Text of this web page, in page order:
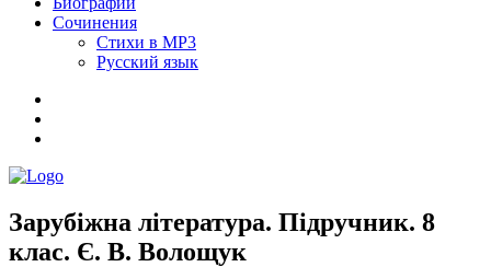
Сочинения
Стихи в MP3
Русский язык
Зарубіжна література. Підручник. 8
клас. Є. В. Волощук